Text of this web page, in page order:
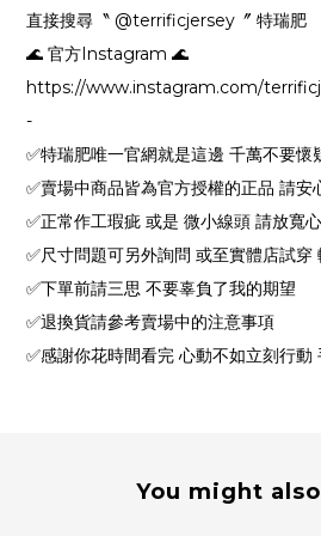
直接搜尋〝 @terrificjersey〞 特瑞肥
🌊 官方Instagram 🌊
https://www.instagram.com/
-
✅特瑞肥唯一官網就是這邊 千萬不要懷
✅賣場中商品皆為官方授權的正品 請安
✅正常作工瑕疵 或是 微小線頭 請放寬心
✅尺寸問題可另外詢問 或至實體店試穿
✅下單前請三思 不要辜負了我的期望
✅退換貨請參考賣場中的注意事項
✅感謝你花時間看完 心動不如立刻行動
You might